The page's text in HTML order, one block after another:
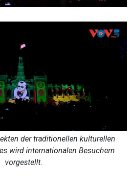
der traditionellen kulturellen
wird internationalen Besuchern
vorgestellt.